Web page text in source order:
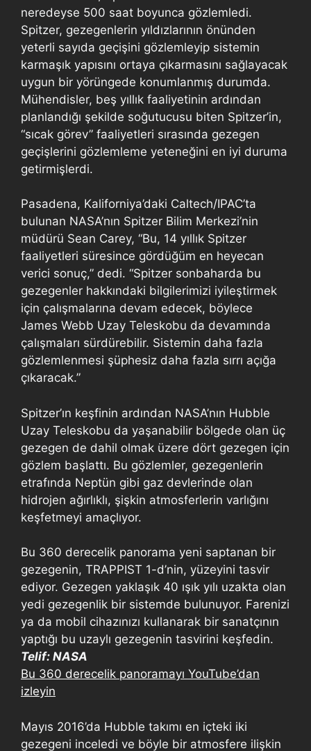
neredeyse 500 saat boyunca gözlemledi.
Spitzer, gezegenlerin yıldızlarının önünden
yeterli sayıda geçişini gözlemleyip sistemin
karmaşık yapısını ortaya çıkarmasını sağlayacak
uygun bir yörüngede konumlanmış durumda.
Mühendisler, beş yıllık faaliyetinin ardından
planlandığı şekilde soğutucusu biten Spitzer’in,
“sıcak görev” faaliyetleri sırasında gezegen
geçişlerini gözlemleme yeteneğini en iyi duruma
getirmişlerdi.
Pasadena, Kaliforniya’daki Caltech/IPAC’ta
bulunan NASA’nın Spitzer Bilim Merkezi’nin
müdürü Sean Carey, “Bu, 14 yıllık Spitzer
faaliyetleri süresince gördüğüm en heyecan
verici sonuç,” dedi. “Spitzer sonbaharda bu
gezegenler hakkındaki bilgilerimizi iyileştirmek
için çalışmalarına devam edecek, böylece
James Webb Uzay Teleskobu da devamında
çalışmaları sürdürebilir. Sistemin daha fazla
gözlemlenmesi şüphesiz daha fazla sırrı açığa
çıkaracak.”
Spitzer’ın keşfinin ardından NASA’nın Hubble
Uzay Teleskobu da yaşanabilir bölgede olan üç
gezegen de dahil olmak üzere dört gezegen için
gözlem başlattı. Bu gözlemler, gezegenlerin
etrafında Neptün gibi gaz devlerinde olan
hidrojen ağırlıklı, şişkin atmosferlerin varlığını
keşfetmeyi amaçlıyor.
Bu 360 derecelik panorama yeni saptanan bir
gezegenin, TRAPPIST 1-d’nin, yüzeyini tasvir
ediyor. Gezegen yaklaşık 40 ışık yılı uzakta olan
yedi gezegenlik bir sistemde bulunuyor. Farenizi
ya da mobil cihazınızı kullanarak bir sanatçının
yaptığı bu uzaylı gezegenin tasvirini keşfedin.
Telif: NASA
Bu 360 derecelik panoramayı YouTube’dan
izleyin
Mayıs 2016’da Hubble takımı en içteki iki
gezegeni inceledi ve böyle bir atmosfere ilişkin